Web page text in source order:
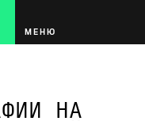
МЕНЮ
НА